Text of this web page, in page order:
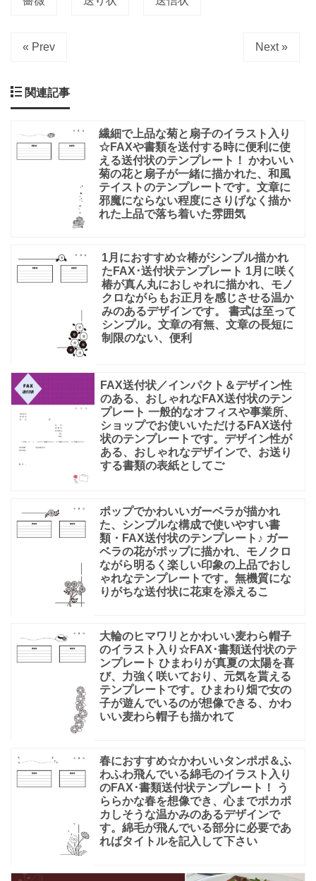
« Prev Next »
関連記事
繊細で上品な菊と扇子のイラスト入り
☆FAXや書類を送付する時に便利に使
える送付状のテンプレート！ かわいい
菊の花と扇子が一緒に描かれた、和風
テイストのテンプレートです。文章に
邪魔にならない程度にさりげなく描か
れた上品で落ち着いた雰囲気
1月におすすめ☆椿がシンプル描かれ
たFAX･送付状テンプレート 1月に咲く
椿が真ん丸におしゃれに描かれ、モノ
クロながらもお正月を感じさせる温か
みのあるデザインです。 書式は至って
シンプル。文章の有無、文章の長短に
制限のない、便利
FAX送付状／インパクト＆デザイン性
のある、おしゃれなFAX送付状のテン
プレート 一般的なオフィスや事業所、
ショップでお使いいただけるFAX送付
状のテンプレートです。デザイン性が
ある、おしゃれなデザインで、お送り
する書類の表紙としてご
ポップでかわいいガーベラが描かれ
た、シンプルな構成で使いやすい書
類・FAX送付状のテンプレート♪ ガー
ベラの花がポップに描かれ、モノクロ
ながら明るく楽しい印象の上品でおし
ゃれなテンプレートです。無機質にな
りがちな送付状に花束を添えるこ
大輪のヒマワリとかわいい麦わら帽子
のイラスト入り☆FAX･書類送付状のテ
ンプレート ひまわりが真夏の太陽を喜
び、力強く咲いており、元気を貰える
テンプレートです。ひまわり畑で女の
子が遊んでいるのが想像できる、かわ
いい麦わら帽子も描かれて
春におすすめ☆かわいいタンポポ＆ふ
わふわ飛んでいる綿毛のイラスト入り
のFAX･書類送付状テンプレート！ う
ららかな春を想像でき、心までポカポ
カしそうな温かみのあるデザインで
す。綿毛が飛んでいる部分に必要であ
ればタイトルを記入して下さい